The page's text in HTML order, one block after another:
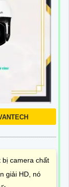
bị camera chất
giải HD, nó